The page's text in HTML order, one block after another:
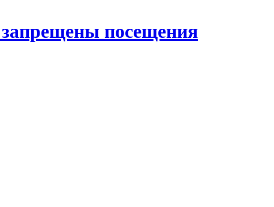
посещения